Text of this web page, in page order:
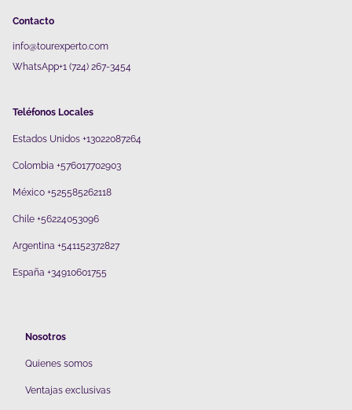
Contacto
info@tourexperto.com
WhatsApp+1 (724) 267-3454
Teléfonos Locales
Estados Unidos +13022087264
Colombia +576017702903
México +525585262118
Chile +56224053096
Argentina +541152372827
España +34910601755
Nosotros
Quienes somos
Ventajas exclusivas